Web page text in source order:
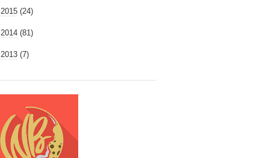
2015 (24)
2014 (81)
2013 (7)